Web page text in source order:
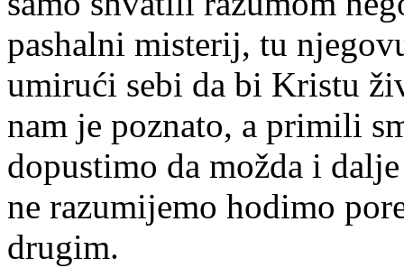
pashalni misterij, tu
umirući sebi da bi Kristu
nam je poznato, a primili
dopustimo da možda i
ne razumijemo hodimo
drugim.